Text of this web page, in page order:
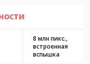
8 млн пикс.,
встроенная
вспышка